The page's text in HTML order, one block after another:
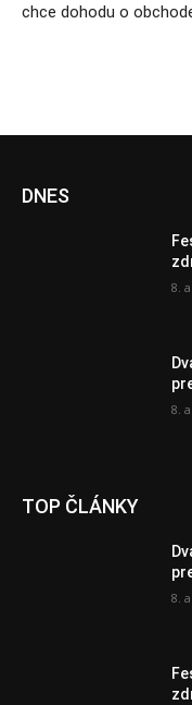
chce dohodu o
DNES
8.
8.
TOP ČLÁNKY
8.